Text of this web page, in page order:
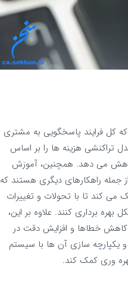
در مرکز تماس هوشمند استفاده از رویکرد end-to-end که کل فرایند پاسخگویی به مشتری
تراکنشی هزینه‌ ها را بر اساس
کاهش می‌ دهد. همچنین، آموزش
جمله راهکارهای دیگری هستند که
می‌ کند تا با تحولات و تغییرات
برداری کنند. علاوه بر این،
کاهش خطاها و افزایش دقت در
سازی آن‌ ها با سیستم‌
وری کمک کند.